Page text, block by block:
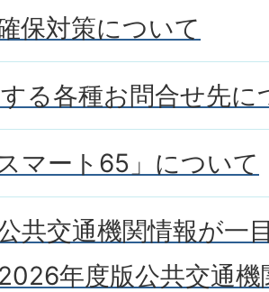
保対策について
る各種お問合せ先に
スマート65」について
共交通機関情報が一
年度版公共交通